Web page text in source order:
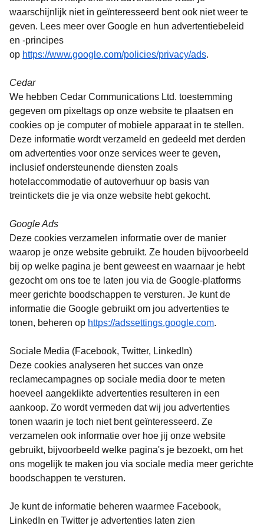
waarschijnlijk niet in geïnteresseerd bent ook niet weer te
geven. Lees meer over Google en hun advertentiebeleid
en -principes
op https://www.google.com/policies/privacy/ads(.
Cedar
We hebben Cedar Communications Ltd. toestemming
gegeven om pixeltags op onze website te plaatsen en
cookies op je computer of mobiele apparaat in te stellen.
Deze informatie wordt verzameld en gedeeld met derden
om advertenties voor onze services weer te geven,
inclusief ondersteunende diensten zoals
hotelaccommodatie of autoverhuur op basis van
treintickets die je via onze website hebt gekocht.
Google Ads
Deze cookies verzamelen informatie over de manier
waarop je onze website gebruikt. Ze houden bijvoorbeeld
bij op welke pagina je bent geweest en waarnaar je hebt
gezocht om ons toe te laten jou via de Google-platforms
meer gerichte boodschappen te versturen. Je kunt de
informatie die Google gebruikt om jou advertenties te
tonen, beheren op https://adssettings.google.com(.
Sociale Media (Facebook, Twitter, LinkedIn)
Deze cookies analyseren het succes van onze
reclamecampagnes op sociale media door te meten
hoeveel aangeklikte advertenties resulteren in een
aankoop. Zo wordt vermeden dat wij jou advertenties
tonen waarin je toch niet bent geïnteresseerd. Ze
verzamelen ook informatie over hoe jij onze website
gebruikt, bijvoorbeeld welke pagina's je bezoekt, om het
ons mogelijk te maken jou via sociale media meer gerichte
boodschappen te versturen.
Je kunt de informatie beheren waarmee Facebook,
LinkedIn en Twitter je advertenties laten zien